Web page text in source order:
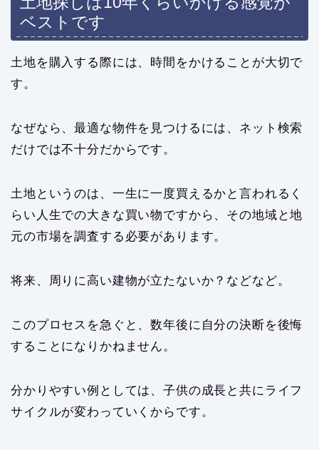
ベストです
土地を購入する際には、時間をかけることが大切で
す。
なぜなら、最適な物件を見つけるには、ネット検索
だけでは不十分だからです。
土地というのは、一生に一度買えるかと言われるく
らい人生での大きな買い物ですから、その地域と地
元の市場を調査する必要があります。
将来、周りに高い建物が立たないか？などなど。
このプロセスを急ぐと、数年後に自分の決断を後悔
することになりかねません。
分かりやすい例としては、子供の成長と共にライフ
サイクルが変わっていくからです。